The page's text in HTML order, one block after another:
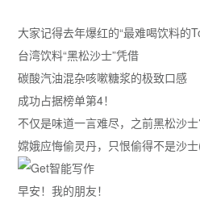
大家记得去年爆红的“最难喝饮料的
台湾饮料“黑松沙士”凭借
碳酸汽油混杂咳嗽糖浆的极致口感
成功占据榜单第4！
不仅是味道一言难尽，之前黑松沙
嫦娥应悔偷灵丹，只恨偷得不是沙
早安！我的朋友！